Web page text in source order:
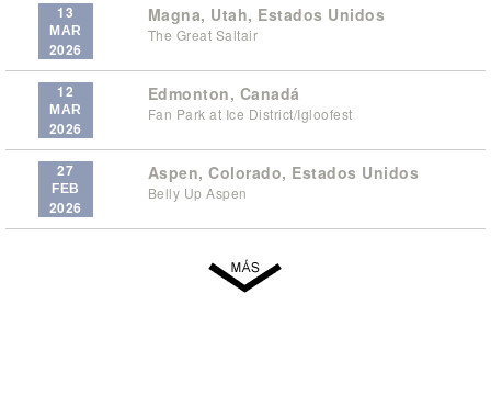
13
MAR
2026
Magna, Utah, Estados Unidos
The Great Saltair
12
MAR
2026
Edmonton, Canadá
Fan Park at Ice District/Igloofest
27
FEB
2026
Aspen, Colorado, Estados Unidos
Belly Up Aspen